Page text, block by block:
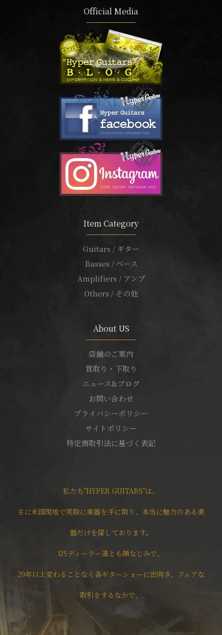
Official Media
Item Category
Guitars / ギター
Basses / ベース
Amplifiers / アンプ
Others / その他
About US
店舗のご案内
買取り・下取り
ニュース&ブログ
お問い合わせ
プライバシーポリシー
サイトポリシー
特定商取引法に基づく表記
私たち"HYPER GUITARS"は、
主に米国現地で実際に楽器を手に取り、本当に魅力のある楽
器だけを探しております。
USディーラー達とも顔なじみで、
20年以上変わることなく各ギターショーに出向き、フェアな
取引をするなかで、